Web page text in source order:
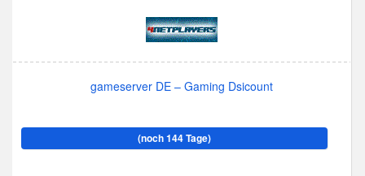
gameserver DE – Gaming Dsicount
(noch 144 Tage)